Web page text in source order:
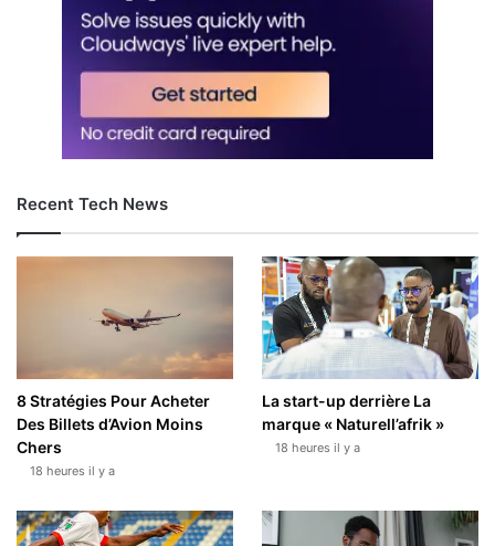
Recent Tech News
8 Stratégies Pour Acheter
Des Billets d’Avion Moins
Chers
18 heures il y a
La start-up derrière La
marque « Naturell’afrik »
18 heures il y a